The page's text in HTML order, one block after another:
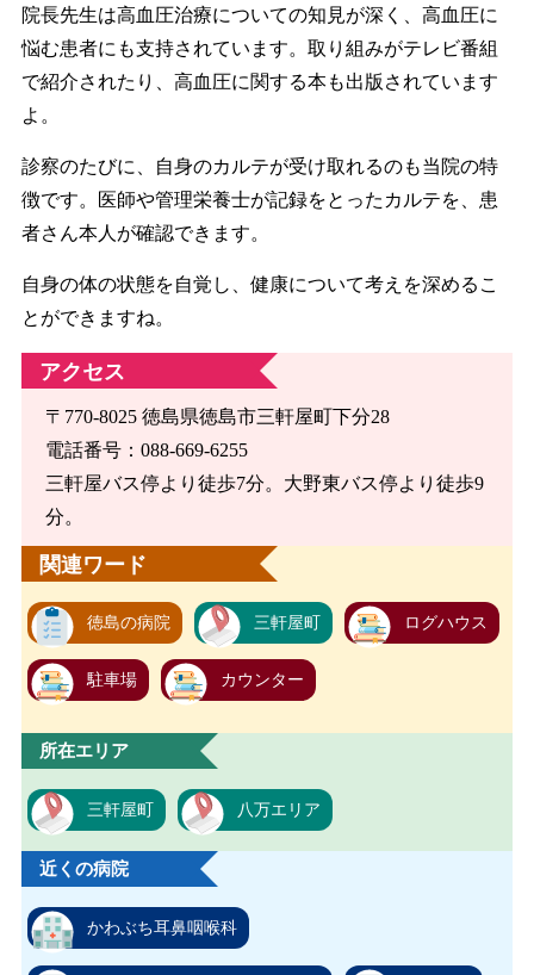
院長先生は高血圧治療についての知見が深く、高血圧に
悩む患者にも支持されています。取り組みがテレビ番組
で紹介されたり、高血圧に関する本も出版されています
よ。
診察のたびに、自身のカルテが受け取れるのも当院の特
徴です。医師や管理栄養士が記録をとったカルテを、患
者さん本人が確認できます。
自身の体の状態を自覚し、健康について考えを深めるこ
とができますね。
アクセス
〒770-8025 徳島県徳島市三軒屋町下分28
電話番号：088-669-6255
三軒屋バス停より徒歩7分。大野東バス停より徒歩9
分。
関連ワード
徳島の病院 三軒屋町 ログハウス
駐車場 カウンター
所在エリア
三軒屋町 八万エリア
近くの病院
かわぶち耳鼻咽喉科